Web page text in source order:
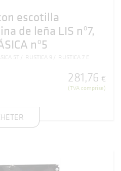
escotilla
de leña LIS nº7,
nº5
5T RUSTICA 9 RUSTICA 7 E
281,76 €
(TVA comprise)